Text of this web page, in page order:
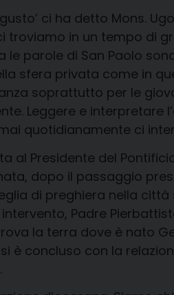
ci ha detto Mons.
in un tempo di
le parole di San Paolo
sfera privata come in
soprattutto per le
Leggere e interpretare
quotidianamente ci
Presidente del
dopo il passaggio
di preghiera nella
Padre
la terra dove è nato
è concluso con la